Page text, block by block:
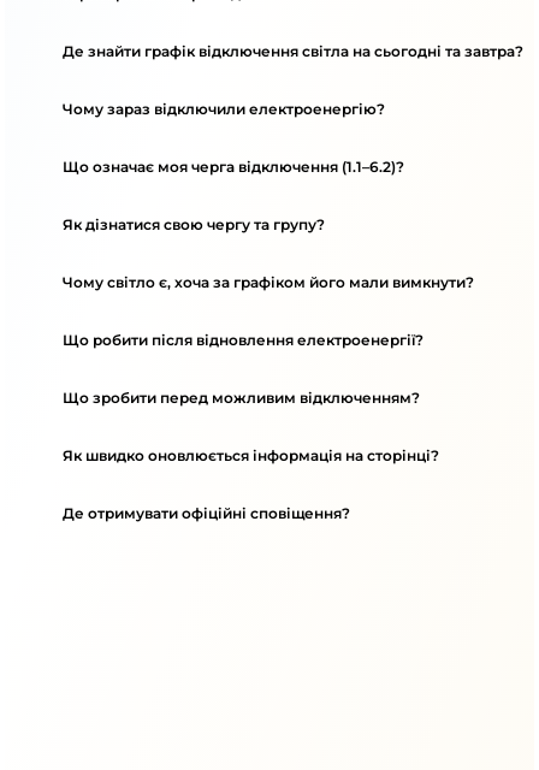
Де знайти графік відключення світла на сьогодні та завтра?
Чому зараз відключили електроенергію?
Що означає моя черга відключення (1.1–6.2)?
Як дізнатися свою чергу та групу?
Чому світло є, хоча за графіком його мали вимкнути?
Що робити після відновлення електроенергії?
Що зробити перед можливим відключенням?
Як швидко оновлюється інформація на сторінці?
Де отримувати офіційні сповіщення?